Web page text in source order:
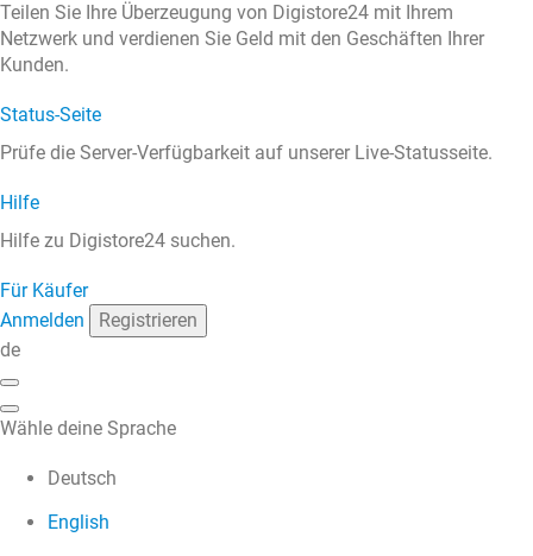
Teilen Sie Ihre Überzeugung von Digistore24 mit Ihrem
Netzwerk und verdienen Sie Geld mit den Geschäften Ihrer
Kunden.
Status-Seite
Prüfe die Server-Verfügbarkeit auf unserer Live-Statusseite.
Hilfe
Hilfe zu Digistore24 suchen.
Für Käufer
Anmelden
Registrieren
de
Wähle deine Sprache
Deutsch
English